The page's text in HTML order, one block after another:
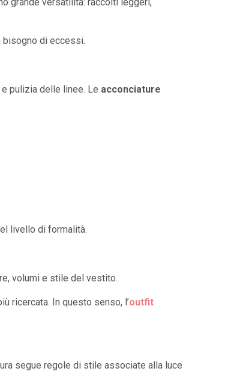
grande versatilità: raccolti leggeri,
bisogno di eccessi.
pulizia delle linee. Le acconciature
livello di formalità.
volumi e stile del vestito.
ricercata. In questo senso, l’outfit
segue regole di stile associate alla luce